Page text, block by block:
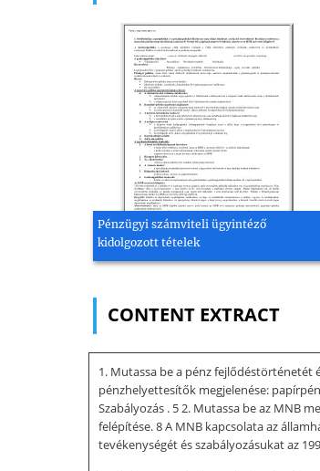
Pénzügyi számviteli ügyintéző
kidolgozott tételek
CONTENT EXTRACT
1. Mutassa be a pénz fejlődéstörténetét
pénzhelyettesítők megjelenése:
Szabályozás . 5 2. Mutassa be az MNB
felépítése. 8 A MNB kapcsolata az
tevékenységét és szabályozásukat az